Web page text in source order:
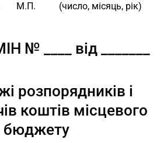
М.П.          (число, місяць, рік)
№ ____ від _______
розпорядників і
коштів місцевого
бюджету